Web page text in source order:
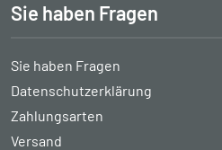
Sie haben Fragen
Sie haben Fragen
Datenschutzerklärung
Zahlungsarten
Versand